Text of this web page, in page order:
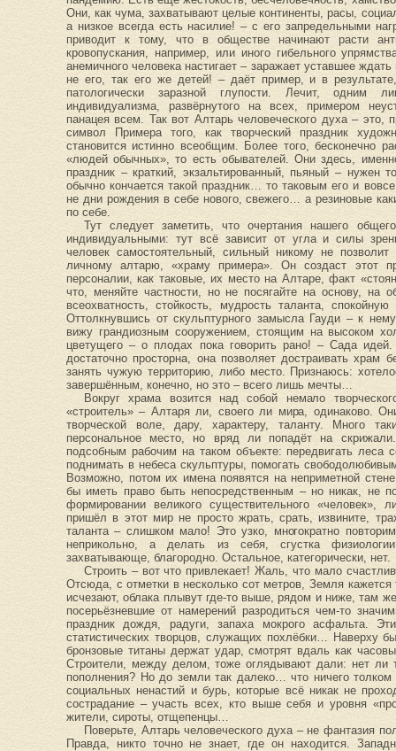
Они, как чума, захватывают целые континенты, расы,
а низкое всегда есть насилие! – с его запредельными
приводит к тому, что в обществе начинают расти
кровопускания, например, или иного гибельного
анемичного человека настигает – заражает уставшее
не его, так его же детей! – даёт пример, и в
патологически заразной глупости. Лечит, одним
индивидуализма, развёрнутого на всех, примером
панацея всем. Так вот Алтарь человеческого духа – это,
символ Примера того, как творческий праздник
становится истинно всеобщим. Более того, бесконечно
«людей обычных», то есть обывателей. Они здесь,
праздник – краткий, экзальтированный, пьяный –
обычно кончается такой праздник… то таковым его и
не дни рождения в себе нового, свежего… а резиновые
по себе.
Тут следует заметить, что очертания нашего
индивидуальными: тут всё зависит от угла и силы
человек самостоятельный, сильный никому не
личному алтарю, «храму примера». Он создаст этот
персоналии, как таковые, их место на Алтаре, факт
что, меняйте частности, но не посягайте на основу, на
всеохватность, стойкость, мудрость таланта,
Оттолкнувшись от скульптурного замысла Гауди – к
вижу грандиозным сооружением, стоящим на высоком
цветущего – о плодах пока говорить рано! – Сада
достаточно просторна, она позволяет достраивать храм
занять чужую территорию, либо место. Признаюсь:
завершённым, конечно, но это – всего лишь мечты…
Вокруг храма возится над собой немало
«строитель» – Алтаря ли, своего ли мира, одинаково.
творческой воле, дару, характеру, таланту. Много
персональное место, но вряд ли попадёт на
подсобным рабочим на таком объекте: передвигать
поднимать в небеса скульптуры, помогать
Возможно, потом их имена появятся на неприметной
бы иметь право быть непосредственным – но никак, не
формировании великого существительного «человек»,
пришёл в этот мир не просто жрать, срать, извините,
таланта – слишком мало! Это узко, многократно
неприкольно, а делать из себя, сгустка
захватывающе, благородно. Остальное, категорически, нет.
Строить – вот что привлекает! Жаль, что мало
Отсюда, с отметки в несколько сот метров, Земля
исчезают, облака плывут где-то выше, рядом и ниже, там
посерьёзневшие от намерений разродиться чем-то
праздник дождя, радуги, запаха мокрого асфальта.
статистических творцов, служащих похлёбки… Наверху
бронзовые титаны держат удар, смотрят вдаль как
Строители, между делом, тоже оглядывают дали: нет ли
пополнения? Но до земли так далеко… что ничего
социальных ненастий и бурь, которые всё никак не
сострадание – участь всех, кто выше себя и уровня
жители, сироты, отщепенцы…
Поверьте, Алтарь человеческого духа – не фантазия
Правда, никто точно не знает, где он находится.